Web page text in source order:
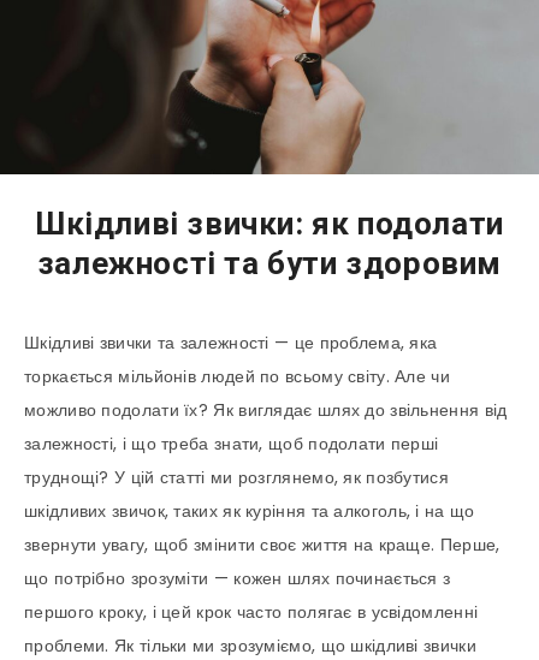
Шкідливі звички: як подолати
залежності та бути здоровим
Шкідливі звички та залежності — це проблема, яка
торкається мільйонів людей по всьому світу. Але чи
можливо подолати їх? Як виглядає шлях до звільнення від
залежності, і що треба знати, щоб подолати перші
труднощі? У цій статті ми розглянемо, як позбутися
шкідливих звичок, таких як куріння та алкоголь, і на що
звернути увагу, щоб змінити своє життя на краще. Перше,
що потрібно зрозуміти — кожен шлях починається з
першого кроку, і цей крок часто полягає в усвідомленні
проблеми. Як тільки ми зрозуміємо, що шкідливі звички